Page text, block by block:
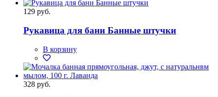
129 руб.
Рукавица для бани Банные штучки
В корзину
328 руб.